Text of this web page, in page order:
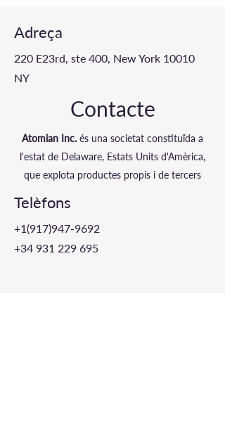
Adreça
220 E23rd, ste 400, New York 10010
NY
Contacte
Atomian Inc. és una societat constituïda a
l'estat de Delaware, Estats Units d'Amèrica,
que explota productes propis i de tercers
Telèfons
+1(917)947-9692
+34 931 229 695